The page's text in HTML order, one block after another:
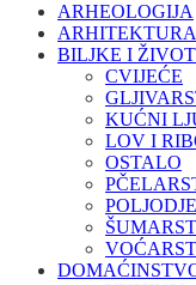
ARHEOLOGIJA
BILJKE I
CVIJEĆE
KUĆNI
LOV I
OSTALO